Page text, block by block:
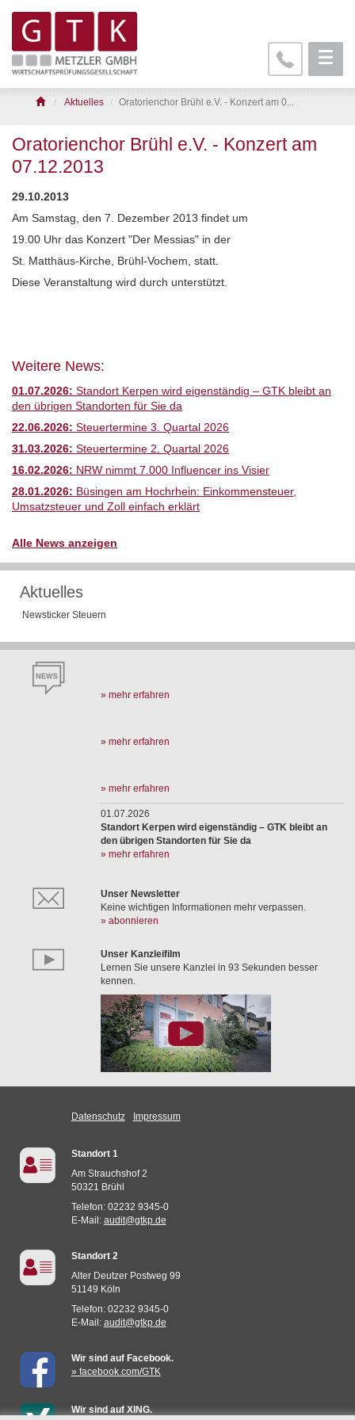
Aktuelles Oratorienchor Brühl e.V. - Konzert am 0...
Oratorienchor Brühl e.V. - Konzert am
07.12.2013
29.10.2013
Am Samstag, den 7. Dezember 2013 findet um
19.00 Uhr das Konzert "Der Messias" in der
St. Matthäus-Kirche, Brühl-Vochem, statt.
Diese Veranstaltung wird durch unterstützt.
Weitere News:
01.07.2026: Standort Kerpen wird eigenständig – GTK bleibt an
den übrigen Standorten für Sie da
22.06.2026: Steuertermine 3. Quartal 2026
31.03.2026: Steuertermine 2. Quartal 2026
16.02.2026: NRW nimmt 7.000 Influencer ins Visier
28.01.2026: Büsingen am Hochrhein: Einkommensteuer,
Umsatzsteuer und Zoll einfach erklärt
Alle News anzeigen
Aktuelles
Newsticker Steuern
» mehr erfahren
» mehr erfahren
» mehr erfahren
01.07.2026
Standort Kerpen wird eigenständig – GTK bleibt an
den übrigen Standorten für Sie da
» mehr erfahren
Unser Newsletter
Keine wichtigen Informationen mehr verpassen.
» abonnieren
Unser Kanzleifilm
Lernen Sie unsere Kanzlei in 93 Sekunden besser
kennen.
Datenschutz Impressum
Standort 1
Am Strauchshof 2
50321 Brühl
Telefon: 02232 9345-0
E-Mail: audit@gtkp.de
Standort 2
Alter Deutzer Postweg 99
51149 Köln
Telefon: 02232 9345-0
E-Mail: audit@gtkp.de
Wir sind auf Facebook.
» facebook.com/GTK
Wir sind auf XING.